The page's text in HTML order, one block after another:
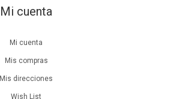
Mi cuenta
Mi cuenta
Mis compras
Mis direcciones
Wish List